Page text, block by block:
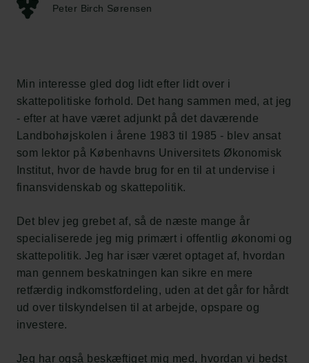
Peter Birch Sørensen
Min interesse gled dog lidt efter lidt over i
skattepolitiske forhold. Det hang sammen med, at jeg
- efter at have været adjunkt på det daværende
Landbohøjskolen i årene 1983 til 1985 - blev ansat
som lektor på Københavns Universitets Økonomisk
Institut, hvor de havde brug for en til at undervise i
finansvidenskab og skattepolitik.
Det blev jeg grebet af, så de næste mange år
specialiserede jeg mig primært i offentlig økonomi og
skattepolitik. Jeg har især været optaget af, hvordan
man gennem beskatningen kan sikre en mere
retfærdig indkomstfordeling, uden at det går for hårdt
ud over tilskyndelsen til at arbejde, opspare og
investere.
Jeg har også beskæftiget mig med, hvordan vi bedst